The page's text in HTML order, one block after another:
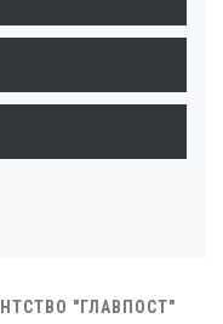
"ГЛАВПОСТ"